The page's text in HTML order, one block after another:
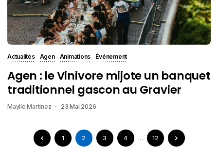
Actualités Agen Animations Événement
Agen : le Vinivore mijote un banquet
traditionnel gascon au Gravier
Maylie Martinez 23 Mai 2026
1 2 3 4 … 12